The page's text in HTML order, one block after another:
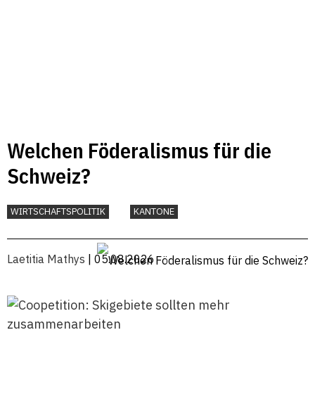
Welchen Föderalismus für die
Schweiz?
WIRTSCHAFTSPOLITIK KANTONE
Laetitia Mathys | 05.08.2026